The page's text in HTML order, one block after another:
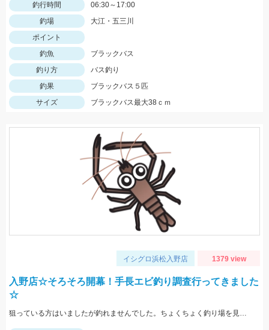
釣行時間
06:30～17:00
釣場
大江・五三川
ポイント
釣魚
ブラックバス
釣り方
バス釣り
釣果
ブラックバス５匹
サイズ
ブラックバス最大38ｃｍ
イシグロ浜松入野店 1379 view
入野店☆そろそろ開幕！手長エビ釣り調査行ってきました
☆
狙っている方はいましたが釣れませんでした。ちょくちょく釣り場を見に行きますもう少しお待ちください。